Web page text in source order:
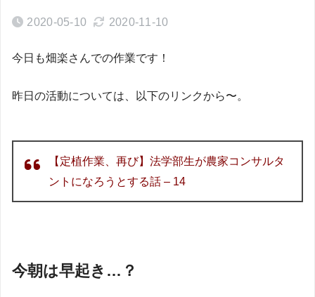
2020-05-10 2020-11-10
今日も畑楽さんでの作業です！
昨日の活動については、以下のリンクから〜。
【定植作業、再び】法学部生が農家コンサルタ
ントになろうとする話 – 14
今朝は早起き…？